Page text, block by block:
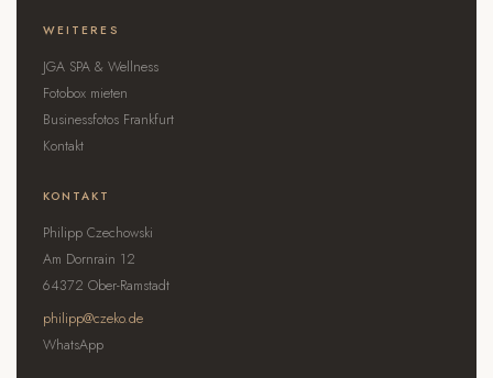
WEITERES
JGA SPA & Wellness
Fotobox mieten
Businessfotos Frankfurt
Kontakt
KONTAKT
Philipp Czechowski
Am Dornrain 12
64372 Ober-Ramstadt
philipp@czeko.de
WhatsApp